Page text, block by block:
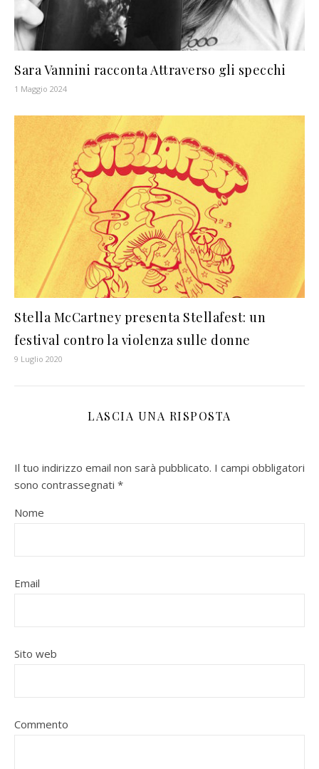
Sara Vannini racconta Attraverso gli specchi
1 Maggio 2024
Stella McCartney presenta Stellafest: un
festival contro la violenza sulle donne
9 Luglio 2020
LASCIA UNA RISPOSTA
Il tuo indirizzo email non sarà pubblicato. I campi obbligatori
sono contrassegnati *
Nome
Email
Sito web
Commento